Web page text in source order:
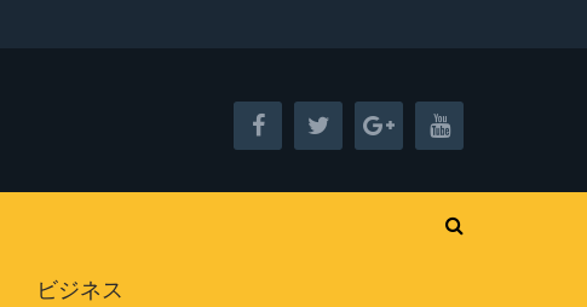
ビジネス